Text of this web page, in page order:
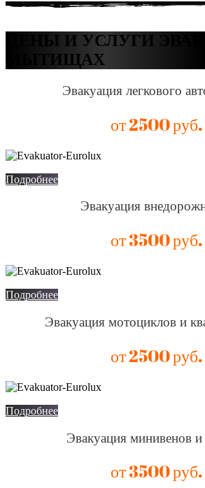
ЦЕНЫ И УСЛУГИ
МЫТИЩАХ
Эвакуация легкового
от 2500 руб.
Подробнее
Эвакуация
от 3500 руб.
Подробнее
Эвакуация мотоциклов и
от 2500 руб.
Подробнее
Эвакуация минивенов и
от 3500 руб.